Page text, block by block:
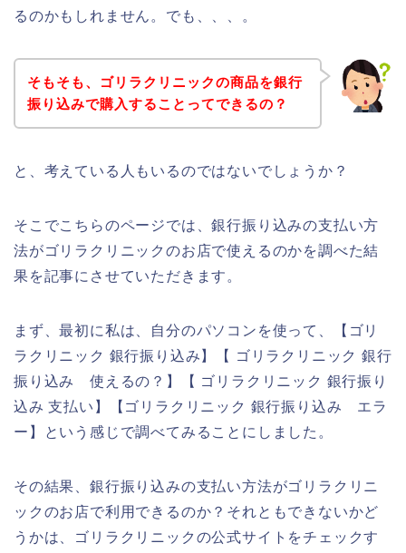
るのかもしれません。でも、、、。
そもそも、ゴリラクリニックの商品を銀行
振り込みで購入することってできるの？
と、考えている人もいるのではないでしょうか？
そこでこちらのページでは、銀行振り込みの支払い方
法がゴリラクリニックのお店で使えるのかを調べた結
果を記事にさせていただきます。
まず、最初に私は、自分のパソコンを使って、【ゴリ
ラクリニック 銀行振り込み】【 ゴリラクリニック 銀行
振り込み 使えるの？】【 ゴリラクリニック 銀行振り
込み 支払い】【ゴリラクリニック 銀行振り込み エラ
ー】という感じで調べてみることにしました。
その結果、銀行振り込みの支払い方法がゴリラクリニ
ックのお店で利用できるのか？それともできないかど
うかは、ゴリラクリニックの公式サイトをチェックす